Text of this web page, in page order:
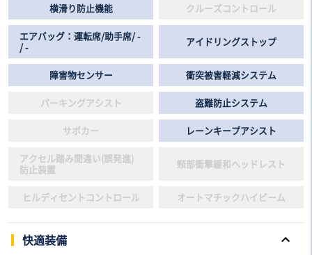
横滑り防止機能 クルーズコントロール
エアバッグ：運転席/助手席/ -
/ -
アイドリングストップ
障害物センサー 衝突被害軽減システム
パーキングアシスト 盗難防止システム
サポカー レーンキープアシスト
アクセル踏み間違い(誤発進)
防止装置
頸部衝撃緩和ヘッドレスト
ヒルディセントコントロール オートマチックハイビーム
快適装備